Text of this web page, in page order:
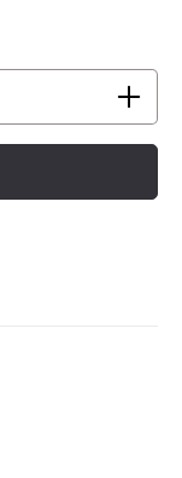
Wert ein